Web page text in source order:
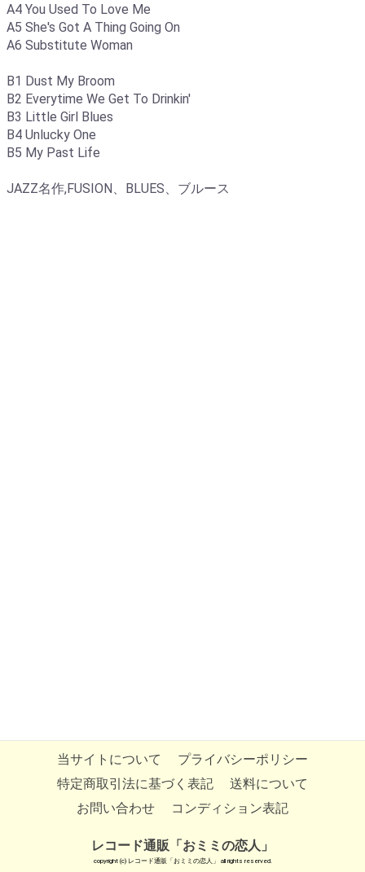
A4 You Used To Love Me
A5 She's Got A Thing Going On
A6 Substitute Woman
B1 Dust My Broom
B2 Everytime We Get To Drinkin'
B3 Little Girl Blues
B4 Unlucky One
B5 My Past Life
JAZZ名作,FUSION、BLUES、ブルース
当サイトについて
プライバシーポリシー
特定商取引法に基づく表記
送料について
お問い合わせ
コンディション表記
レコード通販「おミミの恋人」
copyright (c) レコード通販「おミミの恋人」 all rights reserved.